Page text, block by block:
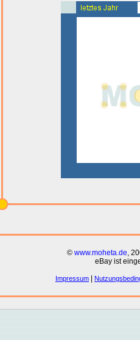
© www.moheta.de,
eBay ist
Impressum